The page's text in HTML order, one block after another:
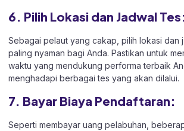
6. Pilih Lokasi dan Jadwal Tes:
Sebagai pelaut yang cakap, pilih lokasi dan
paling nyaman bagi Anda. Pastikan untuk
waktu yang mendukung performa terbaik
menghadapi berbagai tes yang akan dilalui.
7. Bayar Biaya Pendaftaran:
Seperti membayar uang pelabuhan,